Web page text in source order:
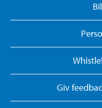
Giv